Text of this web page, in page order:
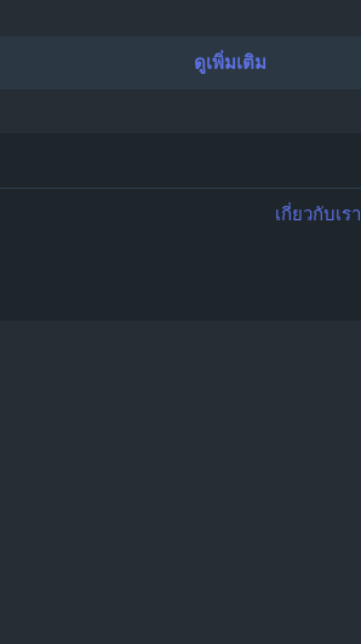
ดูเพิ่มเติม
เกี่ยวกับเรา